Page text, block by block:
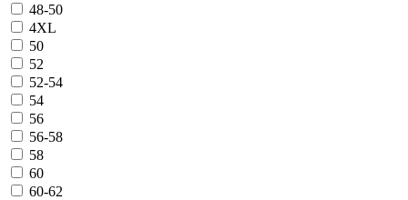
48-50
4XL
50
52
52-54
54
56
56-58
58
60
60-62